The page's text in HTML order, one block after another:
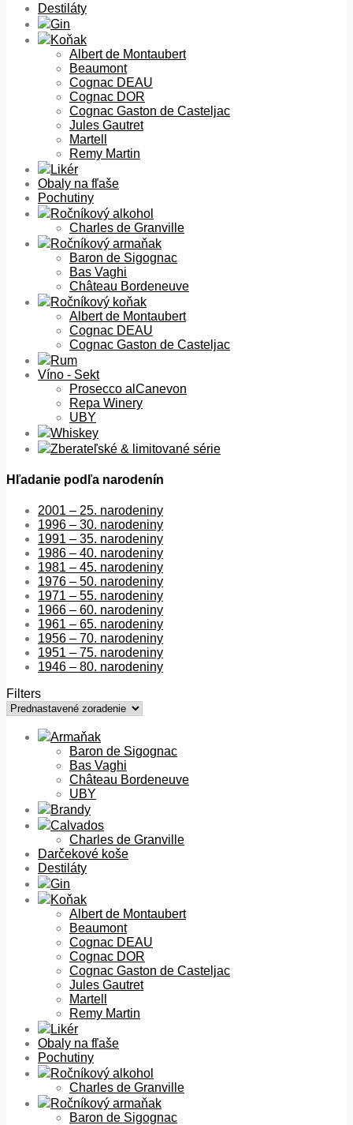
Destiláty
Gin
Koňak
Albert de Montaubert
Beaumont
Cognac DEAU
Cognac DOR
Cognac Gaston de Casteljac
Jules Gautret
Martell
Remy Martin
Likér
Obaly na fľaše
Pochutiny
Ročníkový alkohol
Charles de Granville
Ročníkový armaňak
Baron de Sigognac
Bas Vaghi
Château Bordeneuve
Ročníkový koňak
Albert de Montaubert
Cognac DEAU
Cognac Gaston de Casteljac
Rum
Víno - Sekt
Prosecco alCanevon
Repa Winery
UBY
Whiskey
Zberateľské & limitované série
Hľadanie podľa narodenín
2001 – 25. narodeniny
1996 – 30. narodeniny
1991 – 35. narodeniny
1986 – 40. narodeniny
1981 – 45. narodeniny
1976 – 50. narodeniny
1971 – 55. narodeniny
1966 – 60. narodeniny
1961 – 65. narodeniny
1956 – 70. narodeniny
1951 – 75. narodeniny
1946 – 80. narodeniny
Filters
Armaňak
Baron de Sigognac
Bas Vaghi
Château Bordeneuve
UBY
Brandy
Calvados
Charles de Granville
Darčekové koše
Destiláty
Gin
Koňak
Albert de Montaubert
Beaumont
Cognac DEAU
Cognac DOR
Cognac Gaston de Casteljac
Jules Gautret
Martell
Remy Martin
Likér
Obaly na fľaše
Pochutiny
Ročníkový alkohol
Charles de Granville
Ročníkový armaňak
Baron de Sigognac